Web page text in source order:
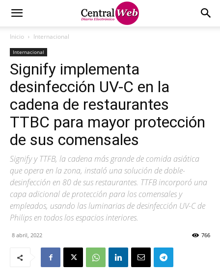
Inicio Internacional
Internacional
Signify implementa
desinfección UV-C en la
cadena de restaurantes
TTBC para mayor protección
de sus comensales
Signify y TTFB, la cadena más grande de comida asiática
que opera en la zona, instaló una solución de doble-
desinfección en 80 de sus restaurantes. TTFB incorporó una
capa adicional de protección para los comensales y
empleados, usando las luminarias de desinfección UV-C de
Philips en todos los espacios interiores.
8 abril, 2022 766